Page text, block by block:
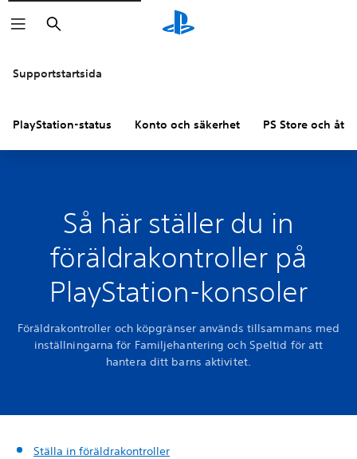
Sök
Supportstartsida
PlayStation-status Konto och säkerhet PS Store och
Så här ställer du in
föräldrakontroller på
PlayStation-konsoler
Föräldrakontroller och köpgränser används tillsammans med
inställningarna för Familjehantering och Speltid för att
hantera ditt barns aktivitet.
Ställa in föräldrakontroller